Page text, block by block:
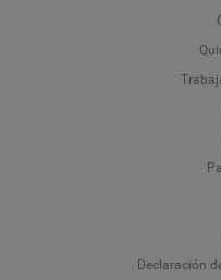
Declaración